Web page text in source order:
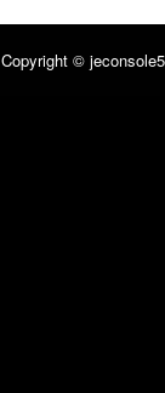
Copyright ©